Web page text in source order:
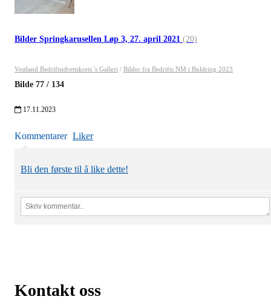
Bilder Springkarusellen Løp 3, 27. april 2021 (20)
Vestland Bedriftsidrettskrets 's Galleri / Bilder fra Bedrifts NM i Buldring 2023
Bilde 77 / 134
17.11.2023
Kommentarer Liker
Bli den første til å like dette!
Kontakt oss